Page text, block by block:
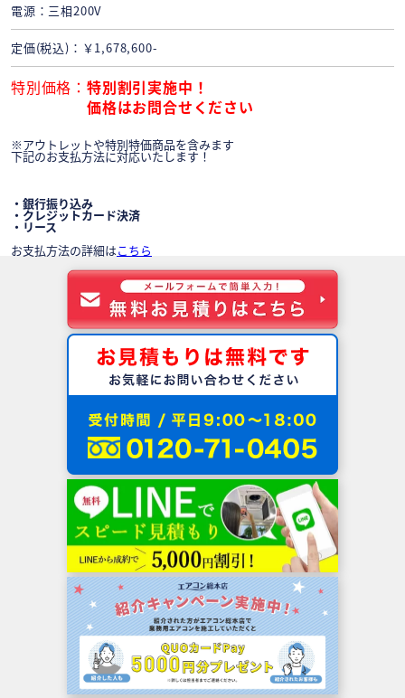
電源 三相200V
定価(税込) ￥1,678,600-
特別価格
特別割引実施中！
価格はお問合せください
※アウトレットや特別特価商品を含みます
下記のお支払方法に対応いたします！
・銀行振り込み
・クレジットカード決済
・リース
お支払方法の詳細はこちら